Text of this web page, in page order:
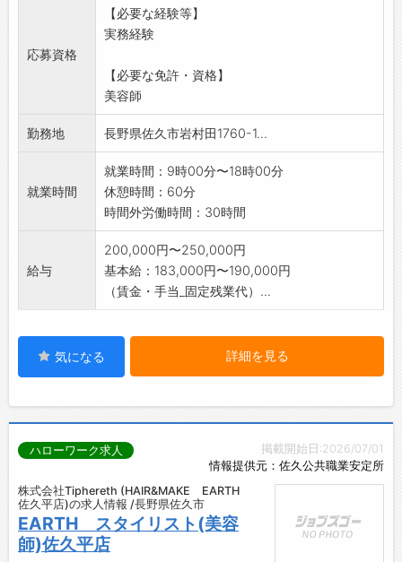
<業務変更の範囲>
スタイリスト、アシスタント、レセプショ
ネイリスト、アイリスト、エステティシャ
ン、総合職
※ただしスタイリスト、アシスタント、アイリ
ストについては、
応募資格
【必要な経験等】
実務経験
【必要な免許・資格】
美容師
勤務地 長野県佐久市岩村田1760-1...
就業時間
就業時間：9時00分〜18時00分
休憩時間：60分
時間外労働時間：30時間
給与
200,000円〜250,000円
基本給：183,000円〜190,000円
（賃金・手当_固定残業代）...
気になる 詳細を見る
掲載開始日:2026/07/01
情報提供元：佐久公共職業安定所
ハローワーク求人
株式会社Tiphereth (HAIR&MAKE EARTH
佐久平店)の求人情報 /長野県佐久市
EARTH スタイリスト(美容
師)佐久平店